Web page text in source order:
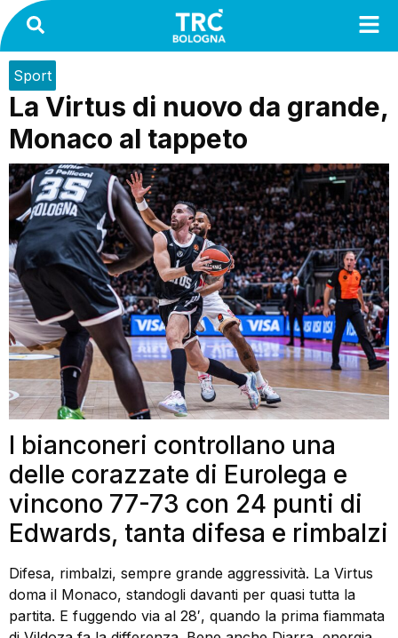
Sport
La Virtus di nuovo da grande,
Monaco al tappeto
I bianconeri controllano una
delle corazzate di Eurolega e
vincono 77-73 con 24 punti di
Edwards, tanta difesa e rimbalzi
Difesa, rimbalzi, sempre grande aggressività. La Virtus
doma il Monaco, standogli davanti per quasi tutta la
partita. E fuggendo via al 28′, quando la prima fiammata